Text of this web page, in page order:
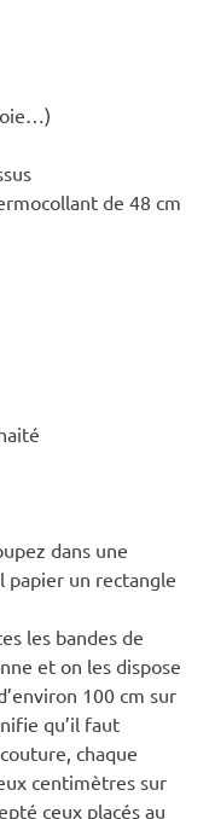
de 48 cm
dans une
papier un rectangle
les bandes de
et on les dispose
100 cm sur
qu’il faut
chaque
centimètres sur
ceux placés au